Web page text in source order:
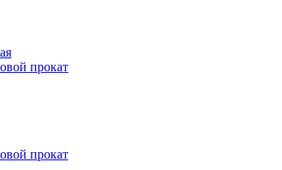
прокат
прокат